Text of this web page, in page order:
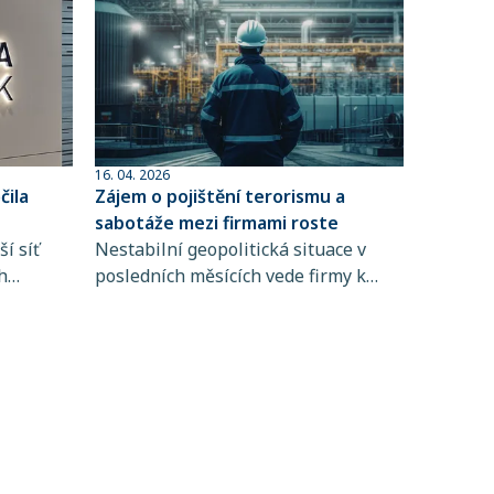
síť
16. 04. 2026
Zájem o pojištění terorismu a
sabotáže mezi firmami roste
Nestabilní geopolitická situace v
posledních měsících vede firmy k